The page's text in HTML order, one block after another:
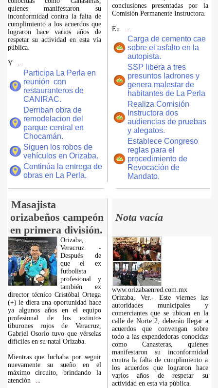
quienes manifestaron su
inconformidad contra la falta de
cumplimiento a los acuerdos que
lograron hace varios años de
respetar su actividad en esta vía
pública.
Y
Participa La Perla en
reunión con
restauranteros de
CANIRAC.
Derriban obra de
remodelacion del
parque central en
Chocamán.
Siguen los robos de
vehículos en Orizaba.
Continúa la entrega de
obras en La Perla.
conclusiones presentadas por la
Comisión Permanente Instructora.
En
Carga de cemento cae
sobre el asfalto en la
autopista.
SSP libera a tres
presuntos ladrones y
genera malestar de
habitantes de La Perla
Realiza Comisión
Instructora dos
audiencias de pruebas
y alegatos.
Establece Congreso
reglas para el
procedimiento de
Revocación de
Mandato.
Masajista
orizabeños campeón
en primera división.
Nota vacía
Orizaba,
Veracruz. -
Después de
que el ex
futbolista
profesional y
también ex
director técnico Cristóbal Ortega
(+) le diera una oportunidad hace
ya algunos años en el equipo
profesional de los extintos
tiburones rojos de Veracruz,
Gabriel Osorio tuvo que vérselas
difíciles en su natal Orizaba.
Mientras que luchaba por seguir
nuevamente su sueño en el
máximo circuito, brindando la
atención
www.orizabaenred.com.mx
Orizaba, Ver.- Este viernes las
autoridades municipales y
comerciantes que se ubican en la
calle de Norte 2, deberán llegar a
acuerdos que convengan sobre
todo a las expendedoras conocidas
como Canasteras, quienes
manifestaron su inconformidad
contra la falta de cumplimiento a
los acuerdos que lograron hace
varios años de respetar su
actividad en esta vía pública.